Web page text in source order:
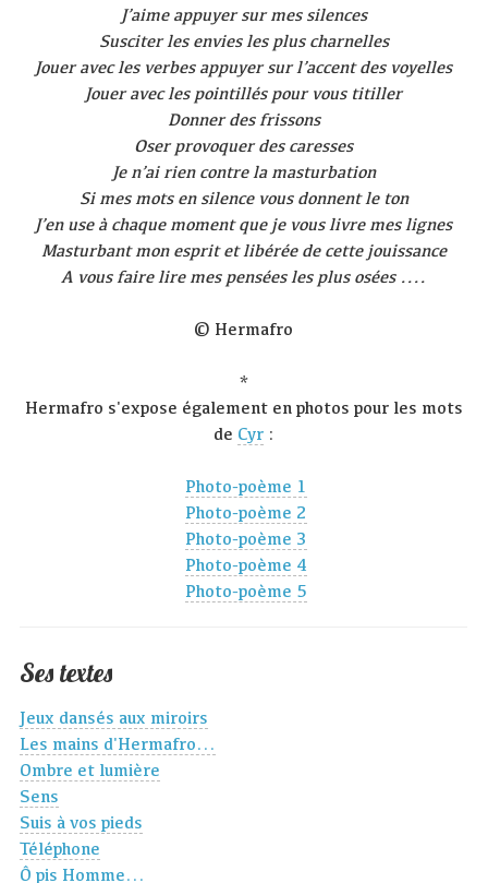
J’aime appuyer sur mes silences
Susciter les envies les plus charnelles
Jouer avec les verbes appuyer sur l’accent des voyelles
Jouer avec les pointillés pour vous titiller
Donner des frissons
Oser provoquer des caresses
Je n’ai rien contre la masturbation
Si mes mots en silence vous donnent le ton
J’en use à chaque moment que je vous livre mes lignes
Masturbant mon esprit et libérée de cette jouissance
A vous faire lire mes pensées les plus osées ....
© Hermafro
*
Hermafro s'expose également en photos pour les mots
de Cyr:
Photo-poème 1
Photo-poème 2
Photo-poème 3
Photo-poème 4
Photo-poème 5
Ses textes
Jeux dansés aux miroirs
Les mains d'Hermafro...
Ombre et lumière
Sens
Suis à vos pieds
Téléphone
Ô pis Homme...